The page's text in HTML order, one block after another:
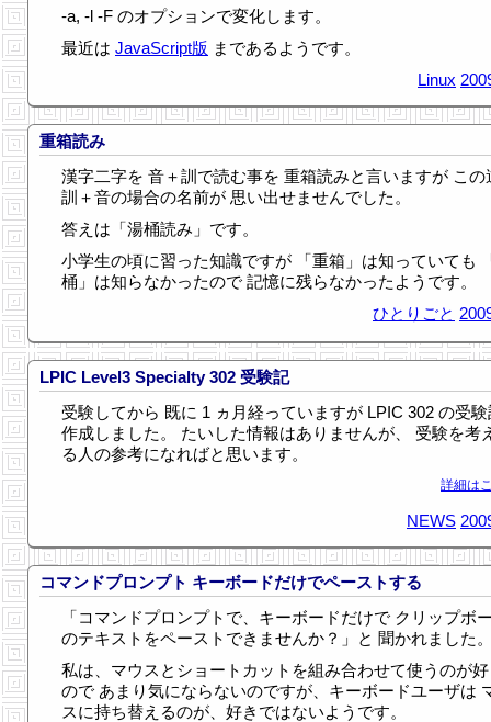
-a, -l -F のオプションで変化します。
最近は JavaScript版 まであるようです。
Linux
重箱読み
漢字二字を 音＋訓で読む事を 重箱読みと言いますが この
訓＋音の場合の名前が 思い出せませんでした。
答えは「湯桶読み」です。
小学生の頃に習った知識ですが 「重箱」は知っていても
桶」は知らなかったので 記憶に残らなかったようです。
ひとりごと
LPIC Level3 Specialty 302 受験記
受験してから 既に 1 ヵ月経っていますが LPIC 302 の受
作成しました。 たいした情報はありませんが、 受験を考
る人の参考になればと思います。
詳細は
NEWS
コマンドプロンプト キーボードだけでペーストする
「コマンドプロンプトで、キーボードだけで クリップボ
のテキストをペーストできませんか？」と 聞かれました
私は、マウスとショートカットを組み合わせて使うのが
ので あまり気にならないのですが、キーボードユーザは
スに持ち替えるのが、好きではないようです。